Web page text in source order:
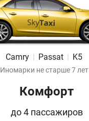
Camry Passat K5
Иномарки не старше 7 лет
Комфорт
до 4 пассажиров